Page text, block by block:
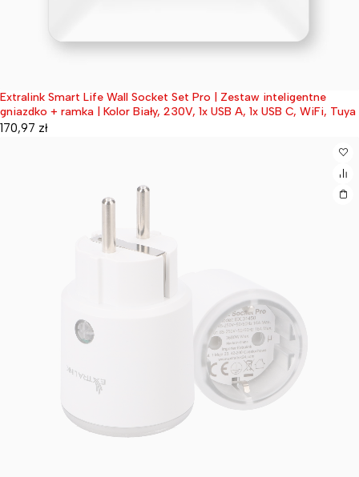
Wyprzedane
Extralink Smart Life Wall Socket Set Pro | Zestaw inteligentne
gniazdko + ramka | Kolor Biały, 230V, 1x USB A, 1x USB C, WiFi, Tuya
170,97 zł